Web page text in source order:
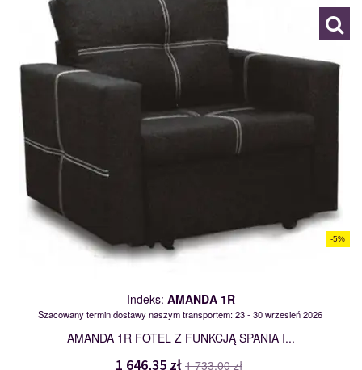
Indeks: AMANDA 1R
-5%
Szacowany termin dostawy naszym transportem: 23 - 30 wrzesień 2026
AMANDA 1R FOTEL Z FUNKCJĄ SPANIA I...
1 646,35 zł 1 733,00 zł